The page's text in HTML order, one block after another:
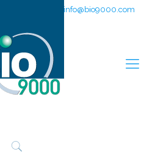
info@bio9000.com